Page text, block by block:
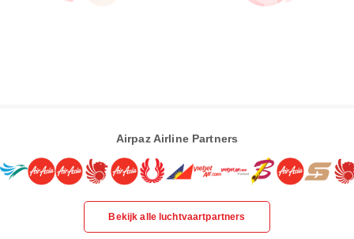
Airpaz Airline Partners
Bekijk alle luchtvaartpartners